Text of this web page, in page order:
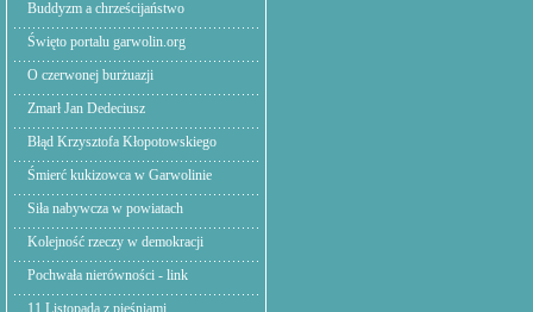
Buddyzm a chrześcijaństwo
Święto portalu garwolin.org
O czerwonej burżuazji
Zmarł Jan Dedeciusz
Błąd Krzysztofa Kłopotowskiego
Śmierć kukizowca w Garwolinie
Siła nabywcza w powiatach
Kolejność rzeczy w demokracji
Pochwała nierówności - link
11 Listopada z pieśniami